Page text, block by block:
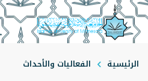
الرئيسية الفعاليات والأحداث